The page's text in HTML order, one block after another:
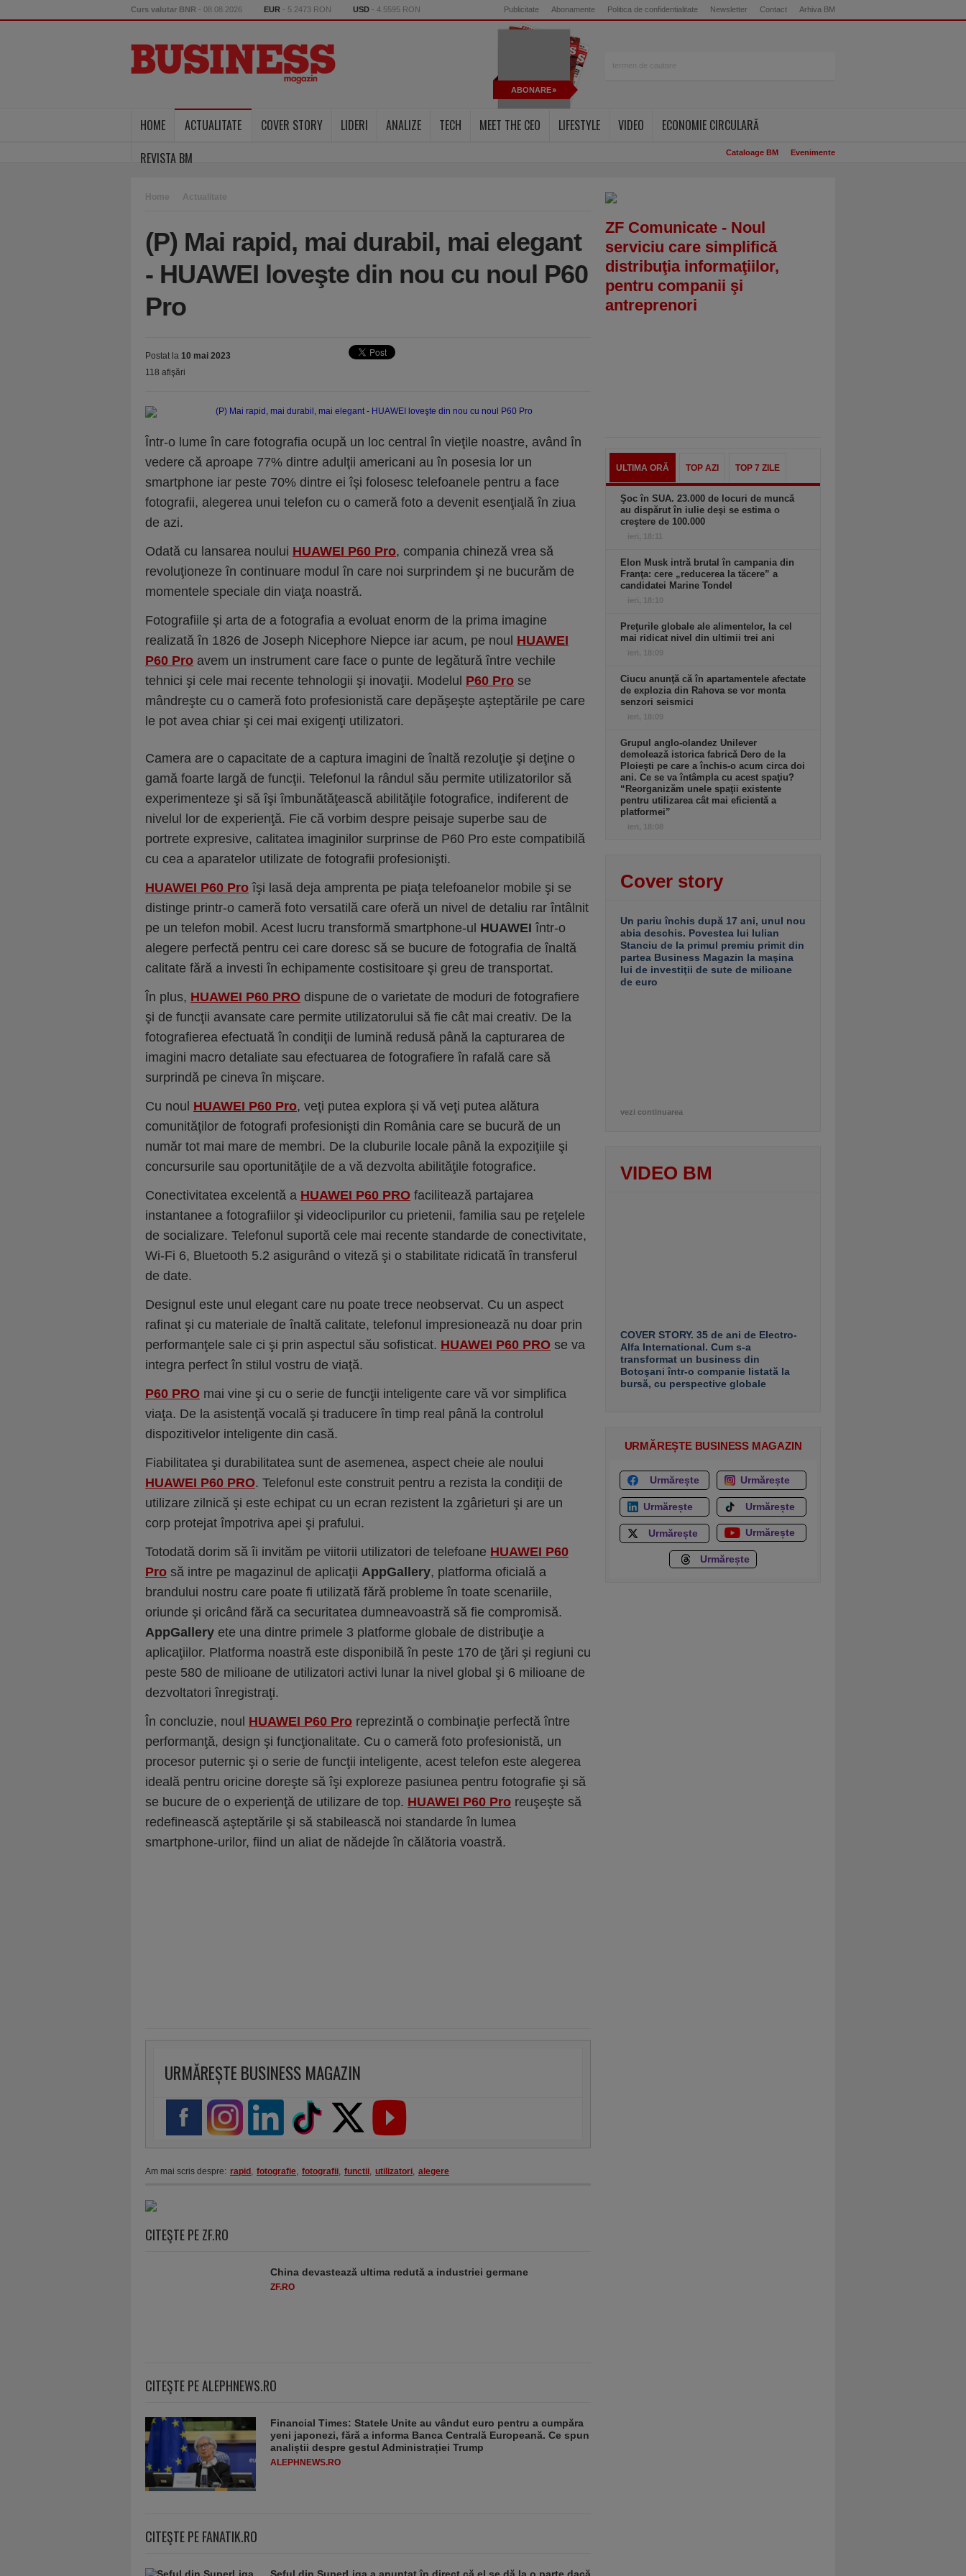
Curs valutar BNR - 08.08.2026 EUR - 5.2473 RON USD - 4.5595 RON Publicitate Abonamente Politica de confidentialitate Newsletter Contact Arhiva BM
ABONARE
HOME ACTUALITATE COVER STORY LIDERI ANALIZE TECH MEET THE CEO LIFESTYLE VIDEO
ECONOMIE CIRCULARĂ
REVISTA BM
Cataloage BM Evenimente
Home Actualitate
(P) Mai rapid, mai durabil, mai elegant
- HUAWEI loveşte din nou cu noul P60
Pro
Postat la 10 mai 2023
118 afişări
Într-o lume în care fotografia ocupă un loc central în vieţile noastre, având în
vedere că aproape 77% dintre adulţii americani au în posesia lor un
smartphone iar peste 70% dintre ei îşi folosesc telefoanele pentru a face
fotografii, alegerea unui telefon cu o cameră foto a devenit esenţială în ziua
de azi.
Odată cu lansarea noului HUAWEI P60 Pro, compania chineză vrea să
revoluţioneze în continuare modul în care noi surprindem şi ne bucurăm de
momentele speciale din viaţa noastră.
Fotografiile şi arta de a fotografia a evoluat enorm de la prima imagine
realizată în 1826 de Joseph Nicephore Niepce iar acum, pe noul HUAWEI
P60 Pro avem un instrument care face o punte de legătură între vechile
tehnici şi cele mai recente tehnologii şi inovaţii. Modelul P60 Pro se
mândreşte cu o cameră foto profesionistă care depăşeşte aşteptările pe care
le pot avea chiar şi cei mai exigenţi utilizatori.
Camera are o capacitate de a captura imagini de înaltă rezoluţie şi deţine o
gamă foarte largă de funcţii. Telefonul la rândul său permite utilizatorilor să
experimenteze şi să îşi îmbunătăţească abilităţile fotografice, indiferent de
nivelul lor de experienţă. Fie că vorbim despre peisaje superbe sau de
portrete expresive, calitatea imaginilor surprinse de P60 Pro este compatibilă
cu cea a aparatelor utilizate de fotografii profesionişti.
HUAWEI P60 Pro îşi lasă deja amprenta pe piaţa telefoanelor mobile şi se
distinge printr-o cameră foto versatilă care oferă un nivel de detaliu rar întâlnit
pe un telefon mobil. Acest lucru transformă smartphone-ul HUAWEI într-o
alegere perfectă pentru cei care doresc să se bucure de fotografia de înaltă
calitate fără a investi în echipamente costisitoare şi greu de transportat.
În plus, HUAWEI P60 PRO dispune de o varietate de moduri de fotografiere
şi de funcţii avansate care permite utilizatorului să fie cât mai creativ. De la
fotografierea efectuată în condiţii de lumină redusă până la capturarea de
imagini macro detaliate sau efectuarea de fotografiere în rafală care să
surprindă pe cineva în mişcare.
Cu noul HUAWEI P60 Pro, veţi putea explora şi vă veţi putea alătura
comunităţilor de fotografi profesionişti din România care se bucură de un
număr tot mai mare de membri. De la cluburile locale până la expoziţiile şi
concursurile sau oportunităţile de a vă dezvolta abilităţile fotografice.
Conectivitatea excelentă a HUAWEI P60 PRO facilitează partajarea
instantanee a fotografiilor şi videoclipurilor cu prietenii, familia sau pe reţelele
de socializare. Telefonul suportă cele mai recente standarde de conectivitate,
Wi-Fi 6, Bluetooth 5.2 asigurând o viteză şi o stabilitate ridicată în transferul
de date.
Designul este unul elegant care nu poate trece neobservat. Cu un aspect
rafinat şi cu materiale de înaltă calitate, telefonul impresionează nu doar prin
performanţele sale ci şi prin aspectul său sofisticat. HUAWEI P60 PRO se va
integra perfect în stilul vostru de viaţă.
P60 PRO mai vine şi cu o serie de funcţii inteligente care vă vor simplifica
viaţa. De la asistenţă vocală şi traducere în timp real până la controlul
dispozitivelor inteligente din casă.
Fiabilitatea şi durabilitatea sunt de asemenea, aspect cheie ale noului
HUAWEI P60 PRO. Telefonul este construit pentru a rezista la condiţii de
utilizare zilnică şi este echipat cu un ecran rezistent la zgârieturi şi are un
corp protejat împotriva apei şi prafului.
Totodată dorim să îi invităm pe viitorii utilizatori de telefoane HUAWEI P60
Pro să intre pe magazinul de aplicaţii AppGallery, platforma oficială a
brandului nostru care poate fi utilizată fără probleme în toate scenariile,
oriunde şi oricând fără ca securitatea dumneavoastră să fie compromisă.
AppGallery ete una dintre primele 3 platforme globale de distribuţie a
aplicaţiilor. Platforma noastră este disponibilă în peste 170 de ţări şi regiuni cu
peste 580 de milioane de utilizatori activi lunar la nivel global şi 6 milioane de
dezvoltatori înregistraţi.
În concluzie, noul HUAWEI P60 Pro reprezintă o combinaţie perfectă între
performanţă, design şi funcţionalitate. Cu o cameră foto profesionistă, un
procesor puternic şi o serie de funcţii inteligente, acest telefon este alegerea
ideală pentru oricine doreşte să îşi exploreze pasiunea pentru fotografie şi să
se bucure de o experienţă de utilizare de top. HUAWEI P60 Pro reuşeşte să
redefinească aşteptările şi să stabilească noi standarde în lumea
smartphone-urilor, fiind un aliat de nădejde în călătoria voastră.
URMĂREȘTE BUSINESS MAGAZIN
Am mai scris despre: rapid , fotografie, fotografii, functii, utilizatori, alegere
CITEŞTE PE ZF.RO
China devastează ultima redută a industriei germane
ZF.RO
CITEŞTE PE ALEPHNEWS.RO
Financial Times: Statele Unite au vândut euro pentru a cumpăra
yeni japonezi, fără a informa Banca Centrală Europeană. Ce spun
analiștii despre gestul Administrației Trump
ALEPHNEWS.RO
CITEŞTE PE FANATIK.RO
ZF Comunicate - Noul
serviciu care simplifică
distribuţia informaţiilor,
pentru companii şi
antreprenori
ULTIMA ORĂ TOP AZI TOP 7 ZILE
Şoc în SUA. 23.000 de locuri de muncă
au dispărut în iulie deşi se estima o
creştere de 100.000
ieri, 18:11
Elon Musk intră brutal în campania din
Franţa: cere „reducerea la tăcere” a
candidatei Marine Tondel
ieri, 18:10
Preţurile globale ale alimentelor, la cel
mai ridicat nivel din ultimii trei ani
ieri, 18:09
Ciucu anunţă că în apartamentele afectate
de explozia din Rahova se vor monta
senzori seismici
ieri, 18:09
Grupul anglo-olandez Unilever
demolează istorica fabrică Dero de la
Ploieşti pe care a închis-o acum circa doi
ani. Ce se va întâmpla cu acest spaţiu?
“Reorganizăm unele spaţii existente
pentru utilizarea cât mai eficientă a
platformei”
ieri, 18:08
Cover story
Un pariu închis după 17 ani, unul nou
abia deschis. Povestea lui Iulian
Stanciu de la primul premiu primit din
partea Business Magazin la maşina
lui de investiţii de sute de milioane
de euro
vezi continuarea
VIDEO BM
COVER STORY. 35 de ani de Electro-
Alfa International. Cum s-a
transformat un business din
Botoşani într-o companie listată la
bursă, cu perspective globale
URMĂREȘTE BUSINESS MAGAZIN
Urmărește Urmărește
Urmărește Urmărește
Urmărește Urmărește
Urmărește